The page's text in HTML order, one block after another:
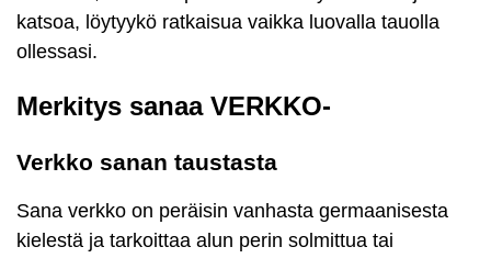
katsoa, löytyykö ratkaisua vaikka luovalla tauolla
ollessasi.
Merkitys sanaa VERKKO-
Verkko sanan taustasta
Sana verkko on peräisin vanhasta germaanisesta
kielestä ja tarkoittaa alun perin solmittua tai